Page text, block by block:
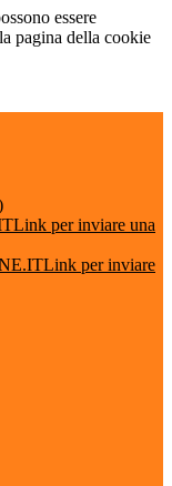
essere
pagina della cookie
Link per inviare una
Link per inviare